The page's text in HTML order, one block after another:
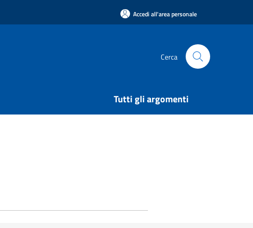
Accedi all'area personale
Cerca
Tutti gli argomenti